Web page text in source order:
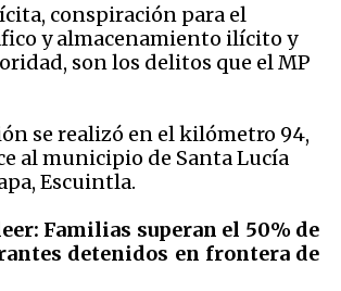
conspiración para el
y almacenamiento ilícito y
son los delitos que el MP
se realizó en el kilómetro 94,
al municipio de Santa Lucía
Escuintla.
Familias superan el 50% de
detenidos en frontera de